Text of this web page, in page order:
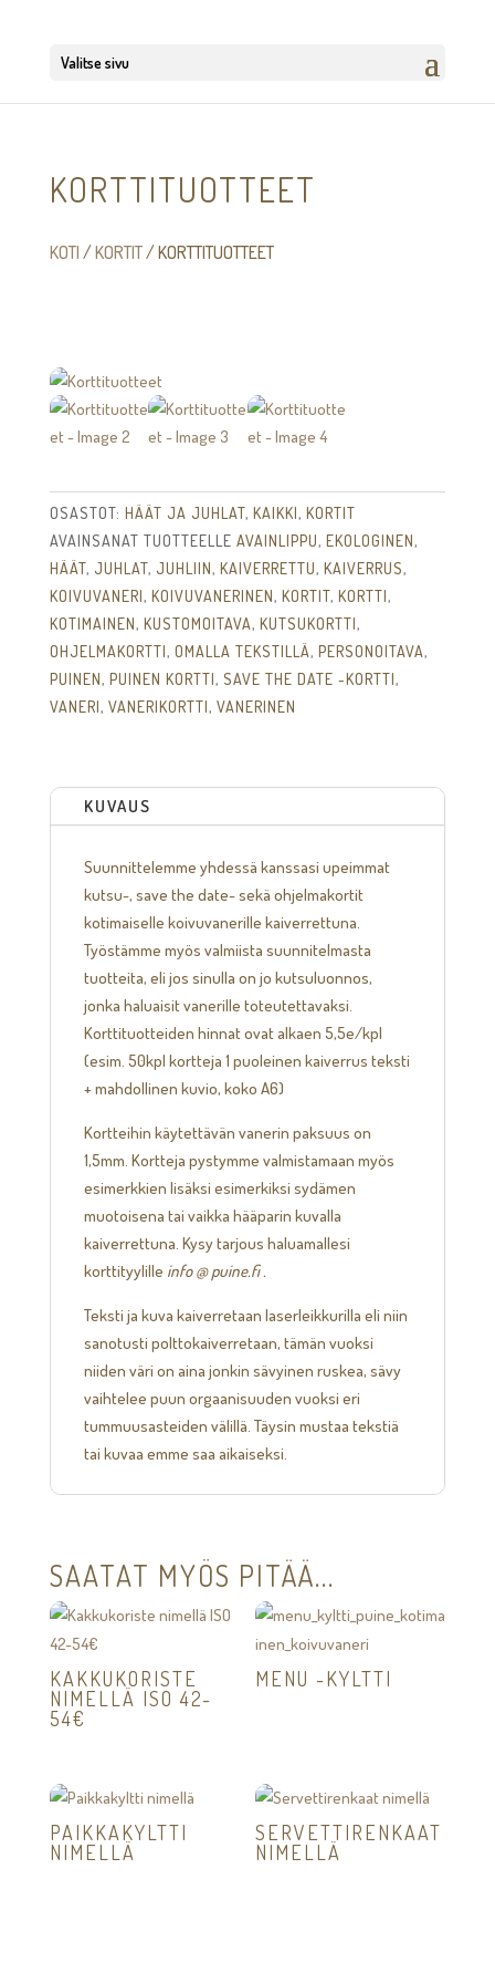
Valitse sivu
KORTTITUOTTEET
KOTI /KORTIT/ KORTTITUOTTEET
OSASTOT: HÄÄT JA JUHLAT, KAIKKI, KORTIT
AVAINSANAT TUOTTEELLE AVAINLIPPU, EKOLOGINEN,
HÄÄT, JUHLAT, JUHLIIN, KAIVERRETTU, KAIVERRUS,
KOIVUVANERI, KOIVUVANERINEN, KORTIT, KORTTI,
KOTIMAINEN, KUSTOMOITAVA, KUTSUKORTTI,
OHJELMAKORTTI, OMALLA TEKSTILLÄ, PERSONOITAVA,
PUINEN, PUINEN KORTTI, SAVE THE DATE -KORTTI,
VANERI, VANERIKORTTI, VANERINEN
KUVAUS
Suunnittelemme yhdessä kanssasi upeimmat
kutsu-, save the date- sekä ohjelmakortit
kotimaiselle koivuvanerille kaiverrettuna.
Työstämme myös valmiista suunnitelmasta
tuotteita, eli jos sinulla on jo kutsuluonnos,
jonka haluaisit vanerille toteutettavaksi.
Korttituotteiden hinnat ovat alkaen 5,5e/kpl
(esim. 50kpl kortteja 1 puoleinen kaiverrus teksti
+ mahdollinen kuvio, koko A6)
Kortteihin käytettävän vanerin paksuus on
1,5mm. Kortteja pystymme valmistamaan myös
esimerkkien lisäksi esimerkiksi sydämen
muotoisena tai vaikka hääparin kuvalla
kaiverrettuna. Kysy tarjous haluamallesi
korttityylille info @ puine.fi .
Teksti ja kuva kaiverretaan laserleikkurilla eli niin
sanotusti polttokaiverretaan, tämän vuoksi
niiden väri on aina jonkin sävyinen ruskea, sävy
vaihtelee puun orgaanisuuden vuoksi eri
tummuusasteiden välillä. Täysin mustaa tekstiä
tai kuvaa emme saa aikaiseksi.
SAATAT MYÖS PITÄÄ...
KAKKUKORISTE
NIMELLÄ ISO 42-
54€
MENU -KYLTTI
PAIKKAKYLTTI
NIMELLÄ
SERVETTIRENKAAT
NIMELLÄ